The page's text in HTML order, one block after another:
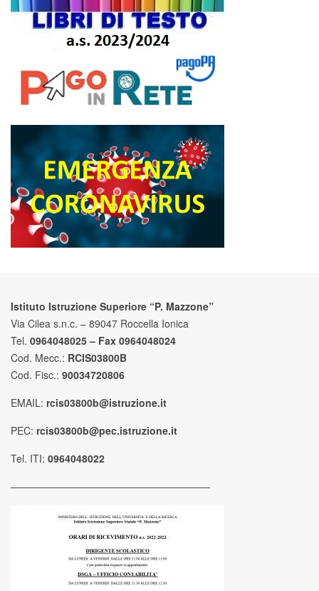
Istituto Istruzione Superiore “P. Mazzone”
Via Cilea s.n.c. – 89047 Roccella Ionica
Tel. 0964048025 – Fax 0964048024
Cod. Mecc.: RCIS03800B
Cod. Fisc.: 90034720806
EMAIL: rcis03800b@istruzione.it
PEC: rcis03800b@pec.istruzione.it
Tel. ITI: 0964048022
————————————————————